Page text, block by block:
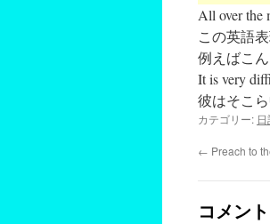
All over the
この英語
例えばこ
It is very
彼はそこ
カテゴリー:
← Preach to
コメン